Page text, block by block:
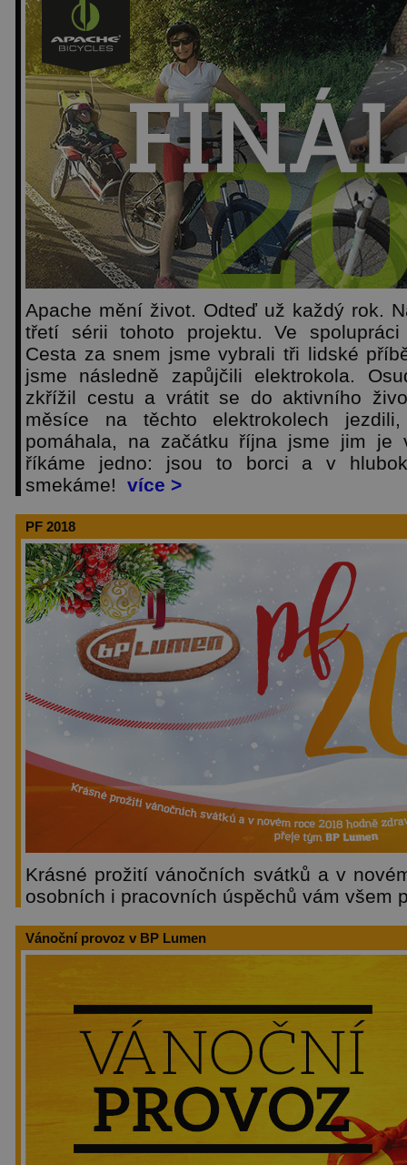
Apache mění život. Odteď už každý rok.
třetí sérii tohoto projektu. Ve
Cesta za snem jsme vybrali tři lidské
jsme následně zapůjčili elektrokola.
zkřížil cestu a vrátit se do aktivního
měsíce na těchto elektrokolech
pomáhala, na začátku října jsme jim je
říkáme jedno: jsou to borci a v
smekáme!
více >
PF 2018
Krásné prožití vánočních svátků a v
osobních i pracovních úspěchů vám všem
Vánoční provoz v BP Lumen